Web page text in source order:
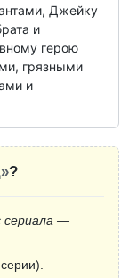
Джейку
и
герою
грязными
и
?
сериала —